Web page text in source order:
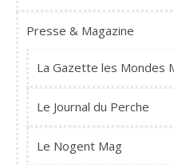
Presse & Magazine
La Gazette les Mondes
Le Journal du Perche
Le Nogent Mag